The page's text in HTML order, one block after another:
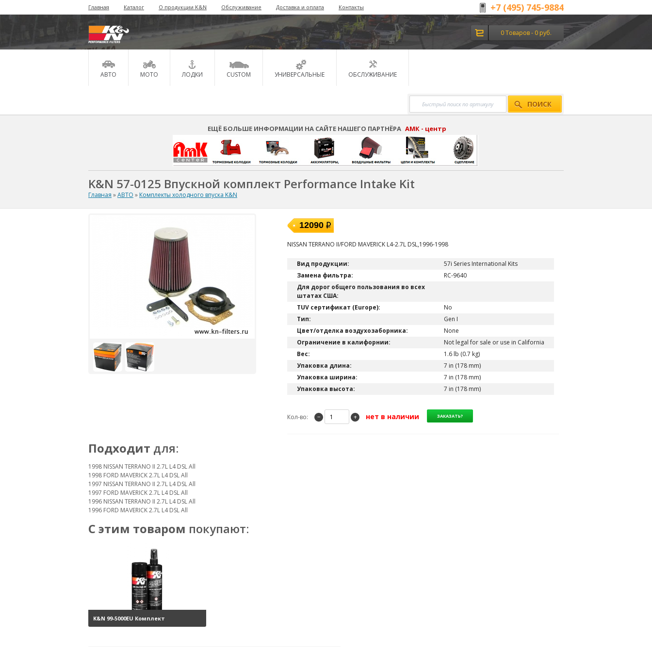
Главная Каталог О продукции K&N Обслуживание Доставка и оплата Контакты +7 (495) 745-9884
0 Товаров - 0 руб.
АВТО МОТО ЛОДКИ CUSTOM УНИВЕРСАЛЬНЫЕ ОБСЛУЖИВАНИЕ
ПОИСК
ЕЩЁ БОЛЬШЕ ИНФОРМАЦИИ НА САЙТЕ НАШЕГО ПАРТНЁРА АМК - центр
K&N 57-0125 Впускной комплект Performance Intake Kit
Главная »АВТО » Комплекты холодного впуска K&N
12090
NISSAN TERRANO II/FORD MAVERICK L4-2.7L DSL,1996-1998
Вид продукции:
57i Series International Kits
Замена фильтра:
RC-9640
Для дорог общего пользования во всех
штатах США:
TUV сертификат (Europe):
No
Тип:
Gen I
Цвет/отделка воздухозаборника:
None
Ограничение в калифорнии:
Not legal for sale or use in California
Вес:
1.6 lb (0.7 kg)
Упаковка длина:
7 in (178 mm)
Упаковка ширина:
7 in (178 mm)
Упаковка высота:
7 in (178 mm)
Кол-во: − + нет в наличии
Подходит для:
1998 NISSAN TERRANO II 2.7L L4 DSL All
1998 FORD MAVERICK 2.7L L4 DSL All
1997 NISSAN TERRANO II 2.7L L4 DSL All
1997 FORD MAVERICK 2.7L L4 DSL All
1996 NISSAN TERRANO II 2.7L L4 DSL All
1996 FORD MAVERICK 2.7L L4 DSL All
С этим товаром покупают:
K&N 99-5000EU Комплект